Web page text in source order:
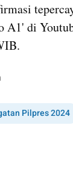
di
Pilpres 2024